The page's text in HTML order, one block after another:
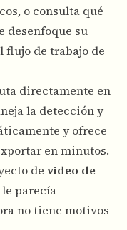
o consulta qué
desenfoque su
flujo de trabajo de
directamente en
la detección y
y ofrece
en minutos.
de video de
parecía
no tiene motivos